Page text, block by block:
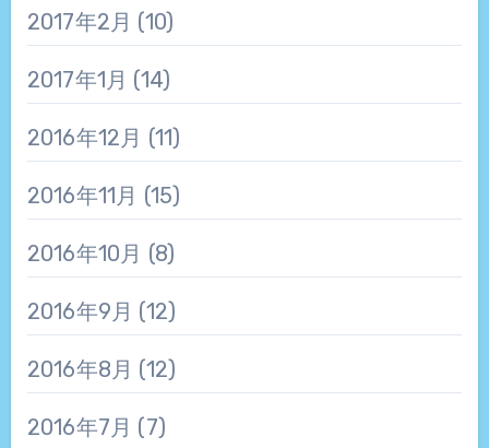
2017年2月 (10)
2017年1月 (14)
2016年12月 (11)
2016年11月 (15)
2016年10月 (8)
2016年9月 (12)
2016年8月 (12)
2016年7月 (7)